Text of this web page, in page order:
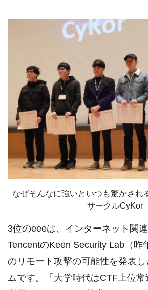
なぜそんなに強いといつも驚かされ
サークルCyKor
3位のeeeは、インターネット関
TencentのKeen Security Lab（昨
のリモート攻撃の可能性を発表
ムです。「大学時代はCTF上位